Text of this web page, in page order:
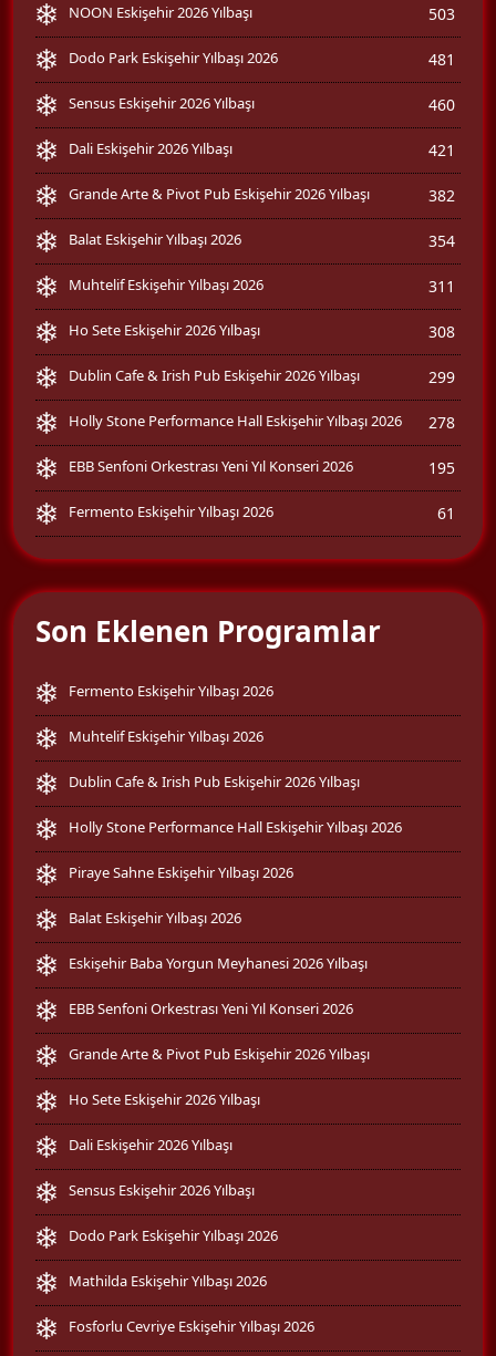
NOON Eskişehir 2026 Yılbaşı 503
Dodo Park Eskişehir Yılbaşı 2026 481
Sensus Eskişehir 2026 Yılbaşı 460
Dali Eskişehir 2026 Yılbaşı 421
Grande Arte & Pivot Pub Eskişehir 2026 Yılbaşı 382
Balat Eskişehir Yılbaşı 2026 354
Muhtelif Eskişehir Yılbaşı 2026 311
Ho Sete Eskişehir 2026 Yılbaşı 308
Dublin Cafe & Irish Pub Eskişehir 2026 Yılbaşı 299
Holly Stone Performance Hall Eskişehir Yılbaşı 2026 278
EBB Senfoni Orkestrası Yeni Yıl Konseri 2026 195
Fermento Eskişehir Yılbaşı 2026 61
Son Eklenen Programlar
Fermento Eskişehir Yılbaşı 2026
Muhtelif Eskişehir Yılbaşı 2026
Dublin Cafe & Irish Pub Eskişehir 2026 Yılbaşı
Holly Stone Performance Hall Eskişehir Yılbaşı 2026
Piraye Sahne Eskişehir Yılbaşı 2026
Balat Eskişehir Yılbaşı 2026
Eskişehir Baba Yorgun Meyhanesi 2026 Yılbaşı
EBB Senfoni Orkestrası Yeni Yıl Konseri 2026
Grande Arte & Pivot Pub Eskişehir 2026 Yılbaşı
Ho Sete Eskişehir 2026 Yılbaşı
Dali Eskişehir 2026 Yılbaşı
Sensus Eskişehir 2026 Yılbaşı
Dodo Park Eskişehir Yılbaşı 2026
Mathilda Eskişehir Yılbaşı 2026
Fosforlu Cevriye Eskişehir Yılbaşı 2026